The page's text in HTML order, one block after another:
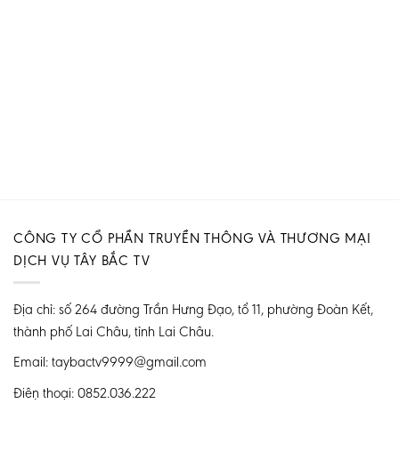
CÔNG TY CỔ PHẦN TRUYỀN THÔNG VÀ THƯƠNG MẠI
DỊCH VỤ TÂY BẮC TV
Địa chỉ: số 264 đường Trần Hưng Đạo, tổ 11, phường Đoàn Kết,
thành phố Lai Châu, tỉnh Lai Châu.
Email: taybactv9999@gmail.com
Điện thoại: 0852.036.222